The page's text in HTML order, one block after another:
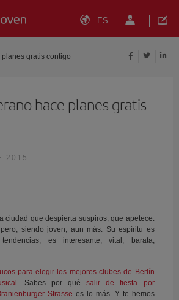
ES
gratis contigo
hace planes gratis
2015
ciudad que despierta suspiros, que apetece.
siendo joven, aun más. Su espíritu es
es interesante, vital, barata,
para elegir los mejores clubes de Berlín
. Sabes por quésalir de fiesta por
Strasse es lo más. Y te hemos